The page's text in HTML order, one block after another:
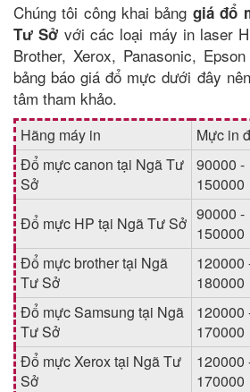
Chúng tôi công khai bảng giá đổ
Tư Sở với các loại máy in laser
Brother, Xerox, Panasonic,
bảng báo giá đổ mực dưới đây
tâm tham khảo.
Hãng máy in Mực in
Đổ mực canon tại Ngã Tư
Sở
90000 -
150000
Đổ mực HP tại Ngã Tư Sở 90000 -
150000
Đổ mực brother tại Ngã
Tư Sở
120000
180000
Đổ mực Samsung tại Ngã
Tư Sở
120000
170000
Đổ mực Xerox tại Ngã Tư
Sở
120000
170000